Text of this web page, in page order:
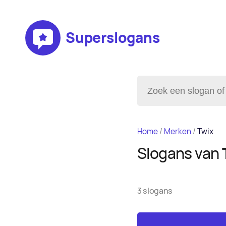
Superslogans
Home/ Merken/Twix
Slogans van
3 slogans